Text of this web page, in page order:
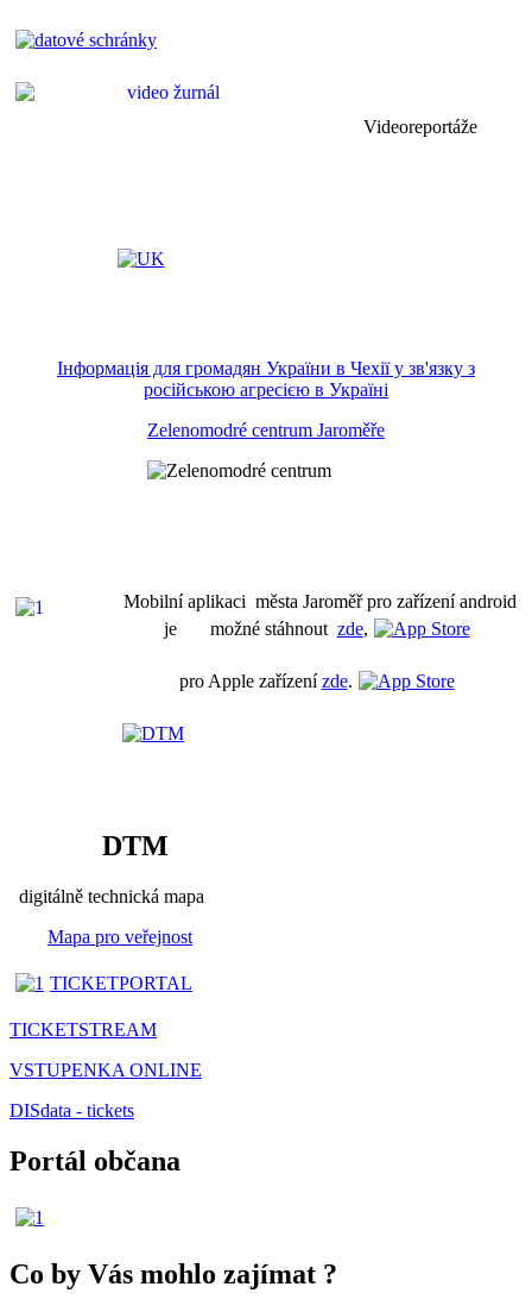
Videoreportáže
Інформація для громадян України в Чехії у зв'язку з
російською агресією в Україні
Zelenomodré centrum Jaroměře
Mobilní aplikaci města Jaroměř pro zařízení android
je možné stáhnout zde,
pro Apple zařízenízde.
DTM
digitálně technická mapa
Mapa pro veřejnost
TICKETPORTAL
TICKETSTREAM
VSTUPENKA ONLINE
DISdata - tickets
Portál občana
Co by Vás mohlo zajímat ?